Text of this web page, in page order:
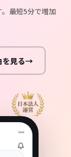
最短5分で増加
見る→